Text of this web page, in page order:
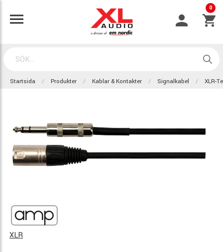
0
Startsida Produkter Kablar & Kontakter Signalkabel XLR-
XLR